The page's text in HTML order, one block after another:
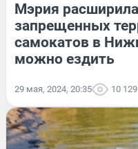
Мэрия
запрещенных
самокатов в
можно ездить
29 мая, 2024, 20:35 10 129